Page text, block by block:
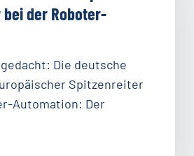
der Roboter-
Die deutsche
Spitzenreiter
Automation: Der